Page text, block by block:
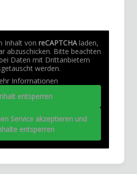
Inhalt von reCAPTCHAladen,
abzuschicken. Bitte beachten
Daten mit Drittanbietern
werden.
Informationen
entsperren
Service akzeptieren und
entsperren